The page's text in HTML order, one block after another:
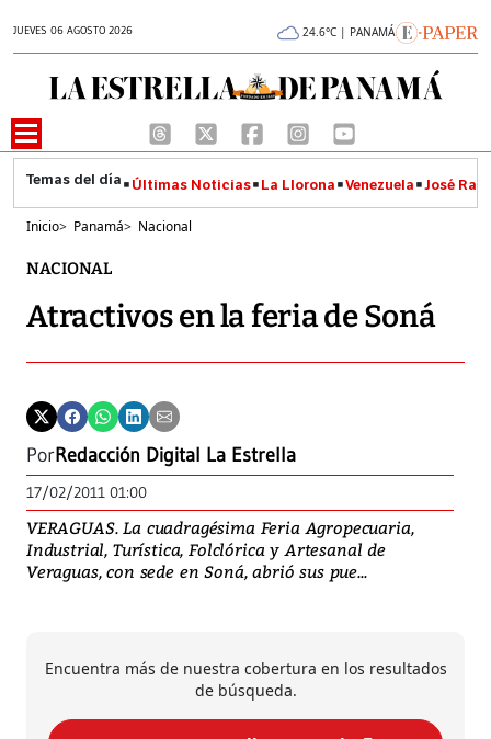
JUEVES 06 AGOSTO 2026 24.6°C | PANAMÁ
Últimas Noticias La Llorona Venezuela José
Inicio> Panamá> Nacional
NACIONAL
Atractivos en la feria de Soná
PorRedacción Digital La Estrella
17/02/2011 01:00
VERAGUAS. La cuadragésima Feria Agropecuaria,
Industrial, Turística, Folclórica y Artesanal de
Veraguas, con sede en Soná, abrió sus pue...
Encuentra más de nuestra cobertura en los resultados
de búsqueda.